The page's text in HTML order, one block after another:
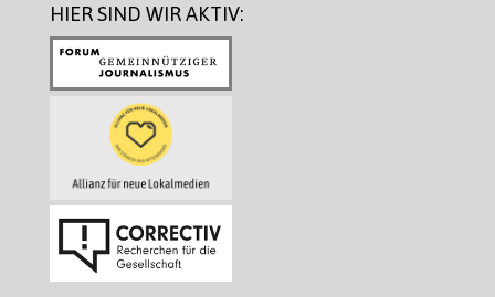
HIER SIND WIR AKTIV: